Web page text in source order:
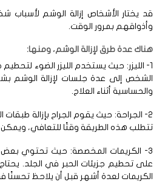
يختار الأشخاص إزالة الوشم لأسباب
بمرور الوقت.
عدة طرق لإزالة الوشم، ومنها:
الليزر: حيث يستخدم الليزر الضوء لتحطيم
إلى عدة جلسات لإزالة الوشم بشكل
أثناء العلاج.
2- الجراحة: حيث يقوم الجراح بإزالة طبقات
هذه الطريقة وقتًا للتعافي، ويمكن أن
3- الكريمات المخصصة: حيث تحتوي بعض
تحطيم جزيئات الحبر في الجلد. يحتاج
لعدة أشهر قبل أن يلاحظ تحسنًا في